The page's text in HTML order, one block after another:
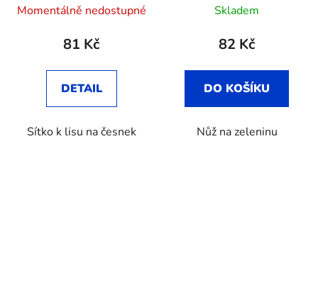
hodnocení
produktu
3,8
z
hvězdiček.
Momentálně nedostupné
81 Kč
DETAIL
Sítko k lisu na česnek
Skladem
82 Kč
DO KOŠÍKU
Nůž na zeleninu